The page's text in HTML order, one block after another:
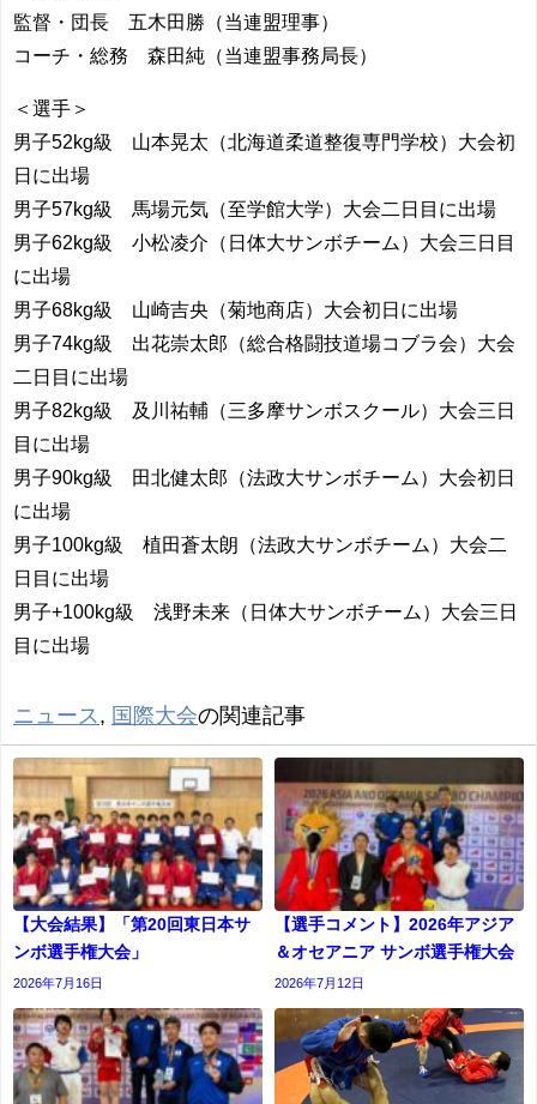
監督・団長 五木田勝（当連盟理事）
コーチ・総務 森田純（当連盟事務局長）
＜選手＞
男子52kg級 山本晃太（北海道柔道整復専門学校）大会初
日に出場
男子57kg級 馬場元気（至学館大学）大会二日目に出場
男子62kg級 小松凌介（日体大サンボチーム）大会三日目
に出場
男子68kg級 山崎吉央（菊地商店）大会初日に出場
男子74kg級 出花崇太郎（総合格闘技道場コブラ会）大会
二日目に出場
男子82kg級 及川祐輔（三多摩サンボスクール）大会三日
目に出場
男子90kg級 田北健太郎（法政大サンボチーム）大会初日
に出場
男子100kg級 植田蒼太朗（法政大サンボチーム）大会二
日目に出場
男子+100kg級 浅野未来（日体大サンボチーム）大会三日
目に出場
ニュース , 国際大会の関連記事
【大会結果】「第20回東日本サ
ンボ選手権大会」
2026年7月16日
【選手コメント】2026年アジア
＆オセアニア サンボ選手権大会
2026年7月12日